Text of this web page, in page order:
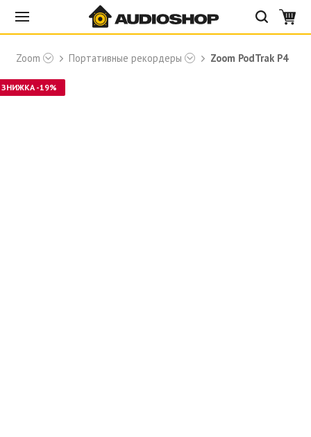
Zoom Портативные рекордеры Zoom PodTrak P4
ЗНИЖКА -19%